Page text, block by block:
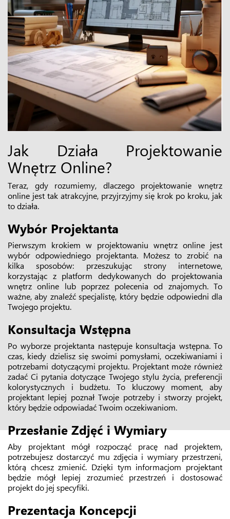
Jak Działa Projektowanie
Wnętrz Online?
Teraz, gdy rozumiemy, dlaczego projektowanie wnętrz
online jest tak atrakcyjne, przyjrzyjmy się krok po kroku, jak
to działa.
Wybór Projektanta
Pierwszym krokiem w projektowaniu wnętrz online jest
wybór odpowiedniego projektanta. Możesz to zrobić na
kilka sposobów: przeszukując strony internetowe,
korzystając z platform dedykowanych do projektowania
wnętrz online lub poprzez polecenia od znajomych. To
ważne, aby znaleźć specjalistę, który będzie odpowiedni dla
Twojego projektu.
Konsultacja Wstępna
Po wyborze projektanta następuje konsultacja wstępna. To
czas, kiedy dzielisz się swoimi pomysłami, oczekiwaniami i
potrzebami dotyczącymi projektu. Projektant może również
zadać Ci pytania dotyczące Twojego stylu życia, preferencji
kolorystycznych i budżetu. To kluczowy moment, aby
projektant lepiej poznał Twoje potrzeby i stworzy projekt,
który będzie odpowiadać Twoim oczekiwaniom.
Przesłanie Zdjęć i Wymiary
Aby projektant mógł rozpocząć pracę nad projektem,
potrzebujesz dostarczyć mu zdjęcia i wymiary przestrzeni,
którą chcesz zmienić. Dzięki tym informacjom projektant
będzie mógł lepiej zrozumieć przestrzeń i dostosować
projekt do jej specyfiki.
Prezentacja Koncepcji